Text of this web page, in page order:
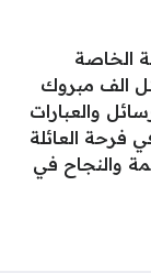
الخاصة
الف مبروك
والعبارات
فرحة العائلة
والنجاح في